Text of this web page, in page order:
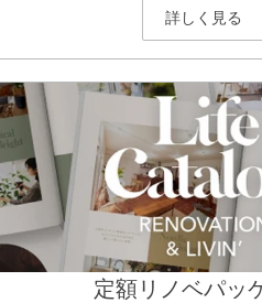
詳しく見る
定額リノベパッ